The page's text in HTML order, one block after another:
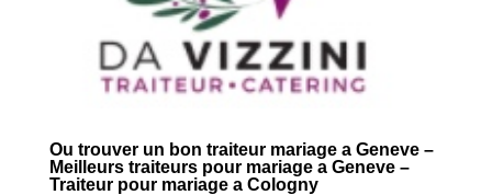
Ou trouver un bon traiteur mariage a Geneve –
Meilleurs traiteurs pour mariage a Geneve –
Traiteur pour mariage a Cologny